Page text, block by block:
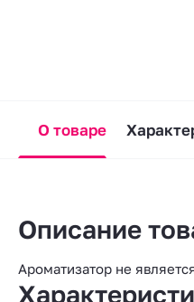
О товаре
Описание
Ароматизатор не